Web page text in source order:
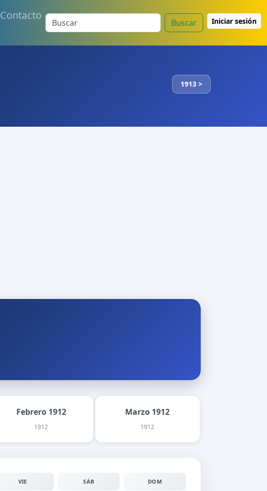
Contacto
Buscar Iniciar sesión
1913 >
Febrero 1912
1912
Marzo 1912
1912
VIE SÁB DOM